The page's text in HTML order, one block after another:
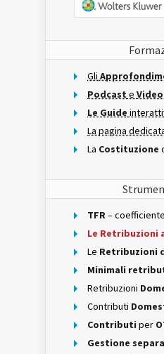
Gli
Podcast e Video
Le Guide
La pagina
La Costituzione
TFR–
Le Retribuzioni
Le Retribuzioni
Minimali
Retribuzioni
Contributi
Contributi per
Gestione